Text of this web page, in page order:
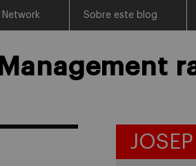
Network Sobre este blog
Management